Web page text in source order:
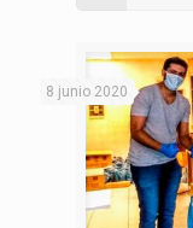
8 junio 2020